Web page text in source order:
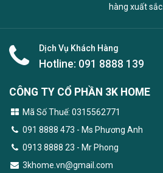
hàng xuất sắc.
Dịch Vụ Khách Hàng
Hotline: 091 8888 139
CÔNG TY CỔ PHẦN 3K HOME
Mã Số Thuế: 0315562771
091 8888 473 - Ms Phương Anh
0913 8888 23 - Mr Phong
3khome.vn@gmail.com